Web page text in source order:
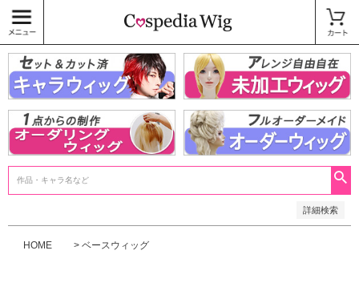
詳細検索
〜
商品タグ
キャラウィッグ
未加工ウィッグ
ベースウィッグ
衣装
SALE中
HOME ベースウィッグ